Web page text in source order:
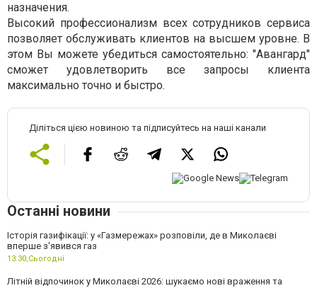
назначения.
Высокий профессионализм всех сотрудников сервиса
позволяет обслуживать клиентов на высшем уровне. В
этом Вы можете убедиться самостоятельно: "Авангард"
сможет удовлетворить все запросы клиента
максимально точно и быстро.
Діліться цією новиною та підписуйтесь на наші канали
Останні новини
Історія газифікації: у «Газмережах» розповіли, де в Миколаєві
вперше з'явився газ
13:30, Сьогодні
Літній відпочинок у Миколаєві 2026: шукаємо нові враження та